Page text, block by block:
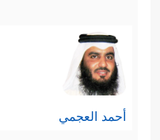
أحمد العجمي